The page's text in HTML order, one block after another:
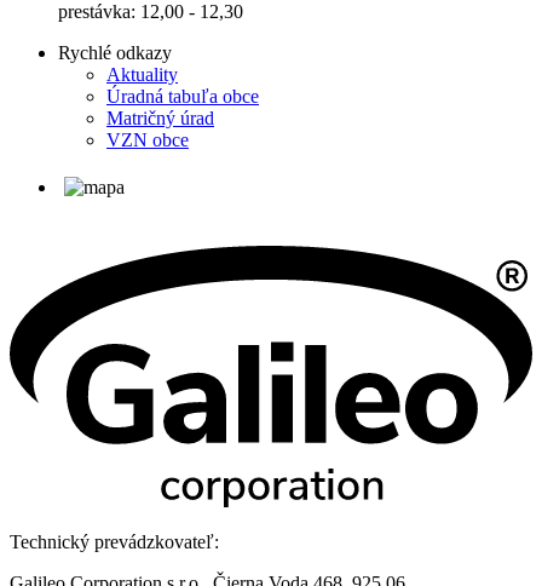
prestávka: 12,00 - 12,30
Rychlé odkazy
Aktuality
Úradná tabuľa obce
Matričný úrad
VZN obce
Technický prevádzkovateľ: